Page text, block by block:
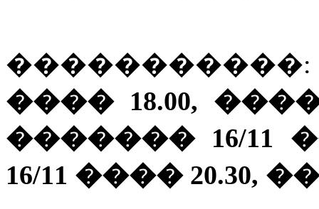
���� 18.00,
������� 16/11
16/11 ���� 20.30,